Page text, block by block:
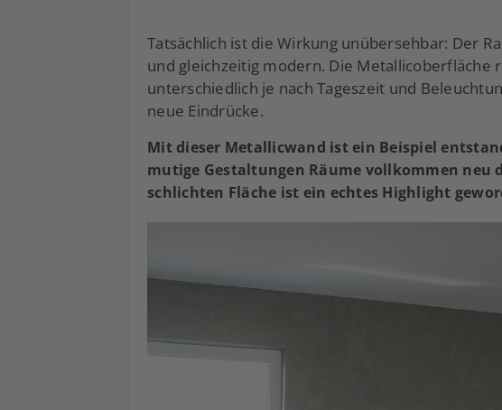
Tatsächlich ist die Wirkung unübersehbar: Der
und gleichzeitig modern. Die Metallicoberfläche
unterschiedlich je nach Tageszeit und
neue Eindrücke.
Mit dieser Metallicwand ist ein Beispiel
mutige Gestaltungen Räume vollkommen neu
schlichten Fläche ist ein echtes Highlight